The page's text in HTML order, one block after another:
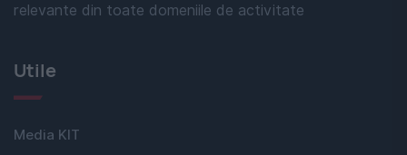
relevante din toate domeniile de activitate
Utile
Media KIT